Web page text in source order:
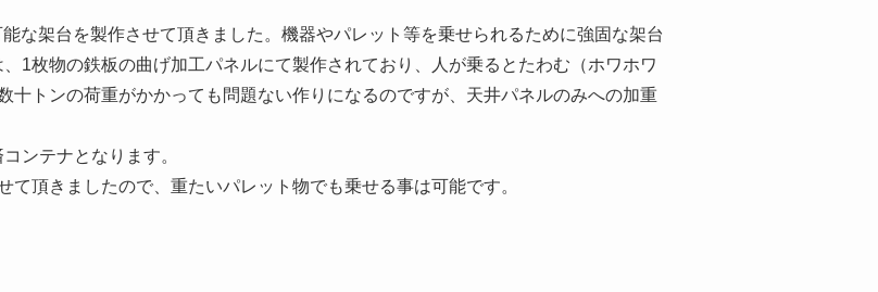
な架台を製作させて頂きました。機器やパレット等を乗せられるために強固な架台
1枚物の鉄板の曲げ加工パネルにて製作されており、人が乗るとたわむ（ホワホワ
十トンの荷重がかかっても問題ない作りになるのですが、天井パネルのみへの加重
ンテナとなります。
頂きましたので、重たいパレット物でも乗せる事は可能です。